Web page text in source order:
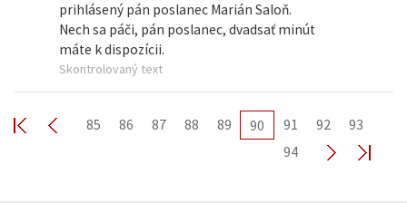
prihlásený pán poslanec Marián Saloň.
Nech sa páči, pán poslanec, dvadsať minút
máte k dispozícii.
Skontrolovaný text
85 86 87 88 89 90 91 92
93
94